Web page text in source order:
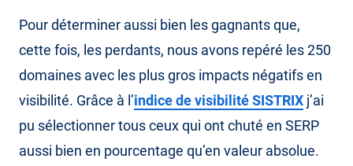
Pour déterminer aussi bien les gagnants que,
cette fois, les perdants, nous avons repéré les 250
domaines avec les plus gros impacts négatifs en
visibilité. Grâce à l’indice de visibilité SISTRIX j’ai
pu sélectionner tous ceux qui ont chuté en SERP
aussi bien en pourcentage qu’en valeur absolue.